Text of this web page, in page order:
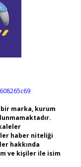
marka, kurum
haber niteliği
hakkında
ve kişiler ile isim